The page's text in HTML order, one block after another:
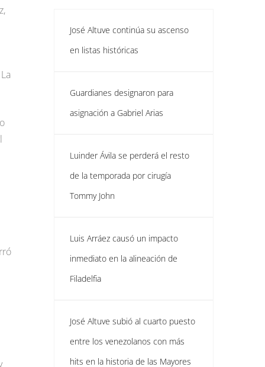
José Altuve continúa su ascenso
en listas históricas
Guardianes designaron para
asignación a Gabriel Arias
Luinder Ávila se perderá el resto
de la temporada por cirugía
Tommy John
Luis Arráez causó un impacto
inmediato en la alineación de
Filadelfia
José Altuve subió al cuarto puesto
entre los venezolanos con más
hits en la historia de las Mayores